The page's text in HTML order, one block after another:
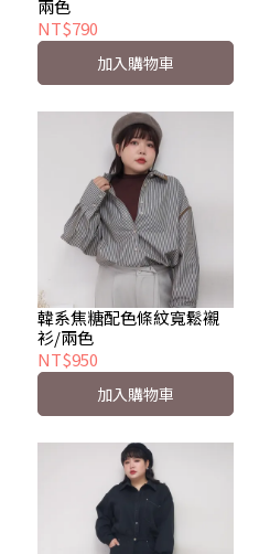
兩色
NT$790
加入購物車
韓系焦糖配色條紋寬鬆襯
衫/兩色
NT$950
加入購物車